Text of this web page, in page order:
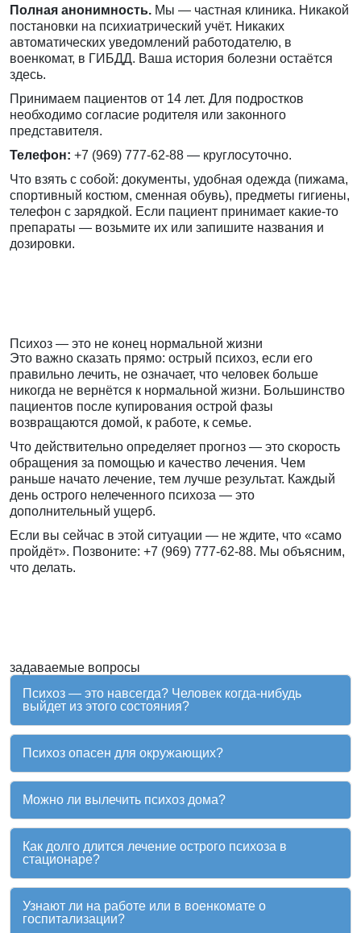
Полная анонимность. Мы — частная клиника. Никакой
постановки на психиатрический учёт. Никаких
автоматических уведомлений работодателю, в
военкомат, в ГИБДД. Ваша история болезни остаётся
здесь.
Принимаем пациентов от 14 лет. Для подростков
необходимо согласие родителя или законного
представителя.
Телефон: +7 (969) 777-62-88 — круглосуточно.
Что взять с собой: документы, удобная одежда (пижама,
спортивный костюм, сменная обувь), предметы гигиены,
телефон с зарядкой. Если пациент принимает какие-то
препараты — возьмите их или запишите названия и
дозировки.
Психоз — это не конец нормальной жизни
Это важно сказать прямо: острый психоз, если его
правильно лечить, не означает, что человек больше
никогда не вернётся к нормальной жизни. Большинство
пациентов после купирования острой фазы
возвращаются домой, к работе, к семье.
Что действительно определяет прогноз — это скорость
обращения за помощью и качество лечения. Чем
раньше начато лечение, тем лучше результат. Каждый
день острого нелеченного психоза — это
дополнительный ущерб.
Если вы сейчас в этой ситуации — не ждите, что «само
пройдёт». Позвоните: +7 (969) 777-62-88. Мы объясним,
что делать.
задаваемые вопросы
Психоз — это навсегда? Человек когда-нибудь
выйдет из этого состояния?
Психоз опасен для окружающих?
Можно ли вылечить психоз дома?
Как долго длится лечение острого психоза в
стационаре?
Узнают ли на работе или в военкомате о
госпитализации?